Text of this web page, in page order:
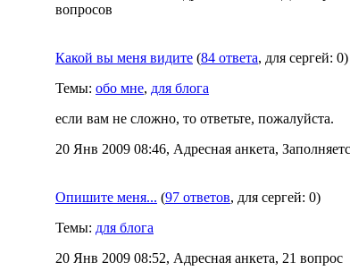
вопросов
Какой вы меня видите (84 ответа, для сергей: 0)
Темы: обо мне, для блога
если вам не сложно, то ответьте, пожалуйста.
20 Янв 2009 08:46, Адресная анкета,
Опишите меня... (97 ответов, для сергей: 0)
Темы: для блога
20 Янв 2009 08:52, Адресная анкета, 21 вопрос